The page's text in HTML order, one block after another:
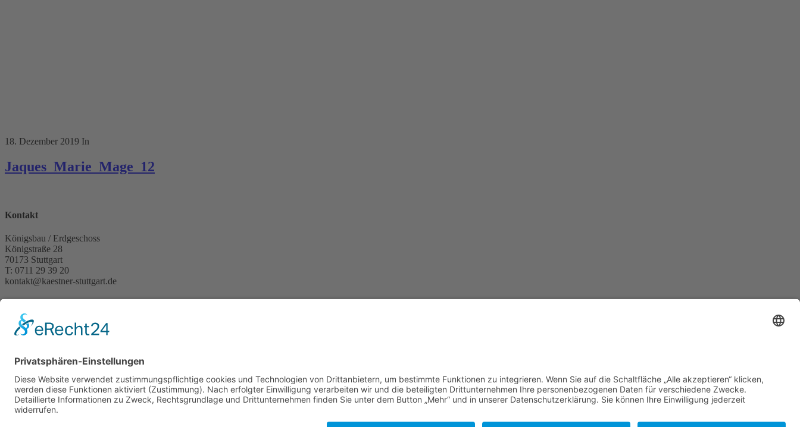
18. Dezember 2019 In
Jaques_Marie_Mage_12
Kontakt
Königsbau / Erdgeschoss
Königstraße 28
70173 Stuttgart
T: 0711 29 39 20
kontakt@kaestner-stuttgart.de
Montag bis Samstag:
10:00 Uhr – 19:00 Uhr
Pflichtangaben
Impressum
Datenschutzerklärung
Kontakt